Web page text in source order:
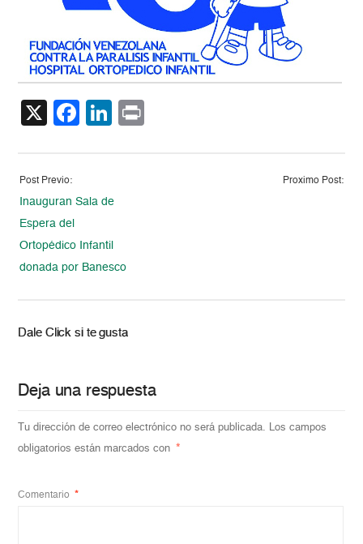
X Facebook
LinkedIn
Post Previo:
Inauguran Sala de
Espera del
Ortopédico Infantil
donada por Banesco
Proximo Post:
Dale Click si te gusta
Deja una respuesta
Tu dirección de correo electrónico no será publicada. Los campos
obligatorios están marcados con *
Comentario *